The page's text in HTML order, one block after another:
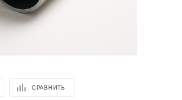
СРАВНИТЬ